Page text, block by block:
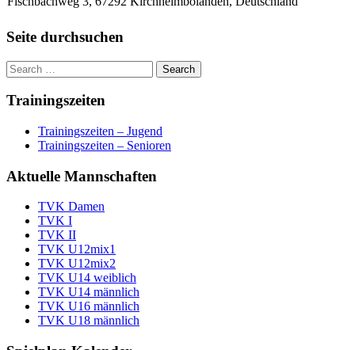
Seite durchsuchen
Trainingszeiten
Trainingszeiten – Jugend
Trainingszeiten – Senioren
Aktuelle Mannschaften
TVK Damen
TVK I
TVK II
TVK U12mix1
TVK U12mix2
TVK U14 weiblich
TVK U14 männlich
TVK U16 männlich
TVK U18 männlich